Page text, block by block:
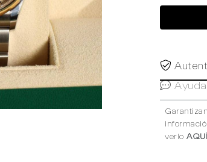
Ayuda
verlo AQUÍ